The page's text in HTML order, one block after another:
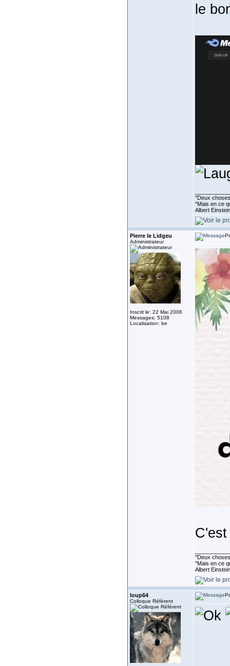
le
''Deux
"Mais en ce
Albert
Pierre le Lidgeu
Administrateur
Inscrit le: 22 Mai 2006
Messages: 5108
Localisation: be
''Deux
"Mais en ce
Albert
loup64
Colloque Référent